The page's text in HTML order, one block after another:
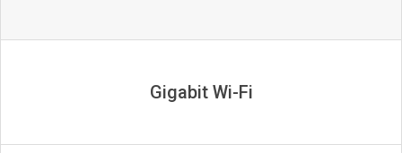
Gigabit Wi-Fi